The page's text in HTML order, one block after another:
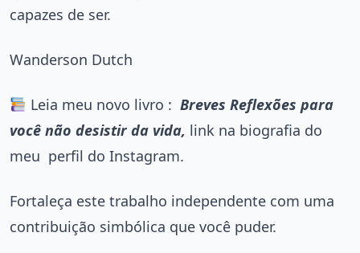
capazes de ser.
Wanderson Dutch
Leia meu novo livro : Breves Reflexões para
você não desistir da vida, link na biografia do
meu perfil do Instagram.
Fortaleça este trabalho independente com uma
contribuição simbólica que você puder.